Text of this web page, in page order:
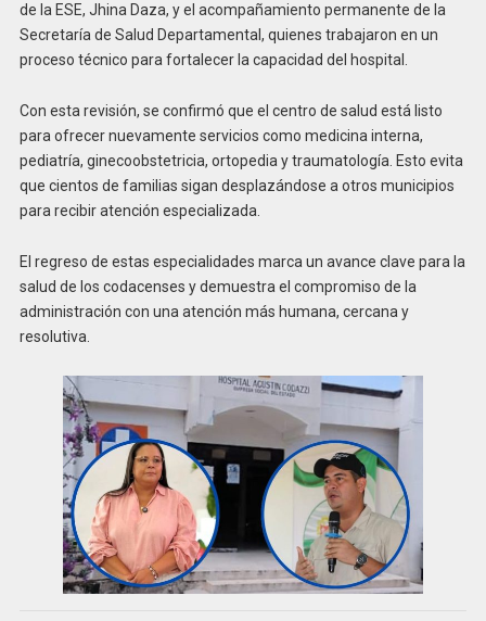
de la ESE, Jhina Daza, y el acompañamiento permanente de la
Secretaría de Salud Departamental, quienes trabajaron en un
proceso técnico para fortalecer la capacidad del hospital.
Con esta revisión, se confirmó que el centro de salud está listo
para ofrecer nuevamente servicios como medicina interna,
pediatría, ginecoobstetricia, ortopedia y traumatología. Esto evita
que cientos de familias sigan desplazándose a otros municipios
para recibir atención especializada.
El regreso de estas especialidades marca un avance clave para la
salud de los codacenses y demuestra el compromiso de la
administración con una atención más humana, cercana y
resolutiva.